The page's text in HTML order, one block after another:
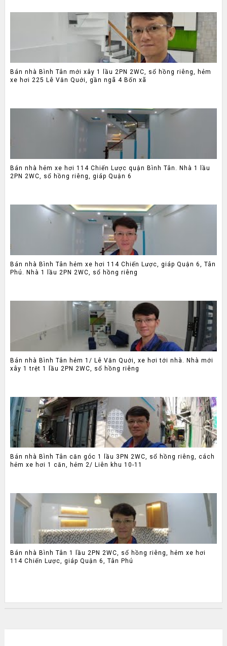
Bán nhà Bình Tân mới xây 1 lầu 2PN 2WC, sổ hồng riêng, hẻm
xe hơi 225 Lê Văn Quới, gần ngã 4 Bốn xã
Bán nhà hẻm xe hơi 114 Chiến Lược quận Bình Tân. Nhà 1 lầu
2PN 2WC, sổ hồng riêng, giáp Quận 6
Bán nhà Bình Tân hẻm xe hơi 114 Chiến Lược, giáp Quận 6, Tân
Phú. Nhà 1 lầu 2PN 2WC, sổ hồng riêng
Bán nhà Bình Tân hẻm 1/ Lê Văn Quới, xe hơi tới nhà. Nhà mới
xây 1 trệt 1 lầu 2PN 2WC, sổ hồng riêng
Bán nhà Bình Tân căn góc 1 lầu 3PN 2WC, sổ hồng riêng, cách
hẻm xe hơi 1 căn, hẻm 2/ Liên khu 10-11
Bán nhà Bình Tân 1 lầu 2PN 2WC, sổ hồng riêng, hẻm xe hơi
114 Chiến Lược, giáp Quận 6, Tân Phú